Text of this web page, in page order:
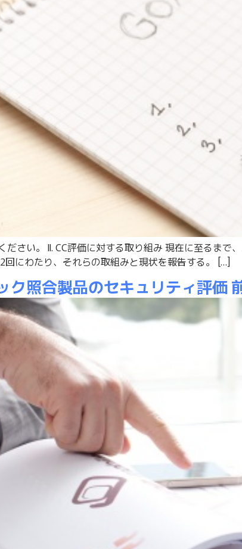
さい。 II. CC評価に対する取り組み 現在に至るま
回にわたり、それらの取組みと現状を報告する。 […]
ク照合製品のセキュリティ評価